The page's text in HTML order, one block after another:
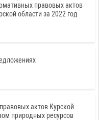
правовых актов
области за 2022 год
актов Курской
природных ресурсов